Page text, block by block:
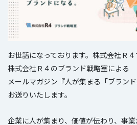
お世話になっております。株式会社Ｒ４
株式会社Ｒ４のブランド戦略室による
メールマガジン『人が集まる「ブラン
お送りいたします。
企業に人が集まり、価値が伝わり、事業